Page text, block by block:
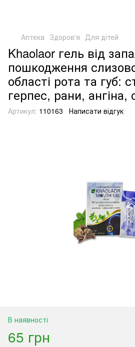
Аптека Здоров'я Для дітей
Khaolaor гель від
пошкодження
області рота та губ:
герпес, рани, ангіна,
Артикул: 110163 Написати відгук
В наявності
65 грн